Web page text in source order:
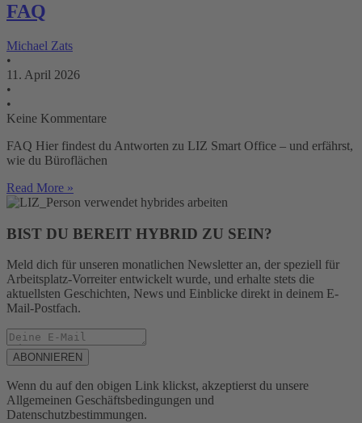
FAQ
Michael Zats
•
11. April 2026
•
•
Keine Kommentare
FAQ Hier findest du Antworten zu LIZ Smart Office – und erfährst,
wie du Büroflächen
Read More »
BIST DU BEREIT HYBRID ZU SEIN?
Meld dich für unseren monatlichen Newsletter an, der speziell für
Arbeitsplatz-Vorreiter entwickelt wurde, und erhalte stets die
aktuellsten Geschichten, News und Einblicke direkt in deinem E-
Mail-Postfach.
ABONNIEREN
Wenn du auf den obigen Link klickst, akzeptierst du unsere
Allgemeinen Geschäftsbedingungen und
Datenschutzbestimmungen.